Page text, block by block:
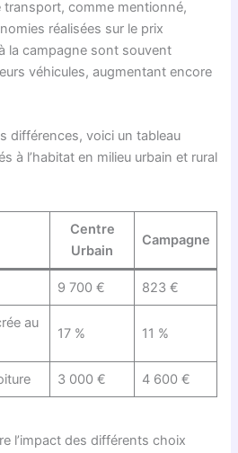
comme mentionné,
réalisées sur le prix
la campagne sont souvent
véhicules, augmentant encore
différences, voici un tableau
à l’habitat en milieu urbain et rural
Centre
Urbain
Campagne
9 700 € 823 €
au
17 % 11 %
3 000 € 4 600 €
l’impact des différents choix